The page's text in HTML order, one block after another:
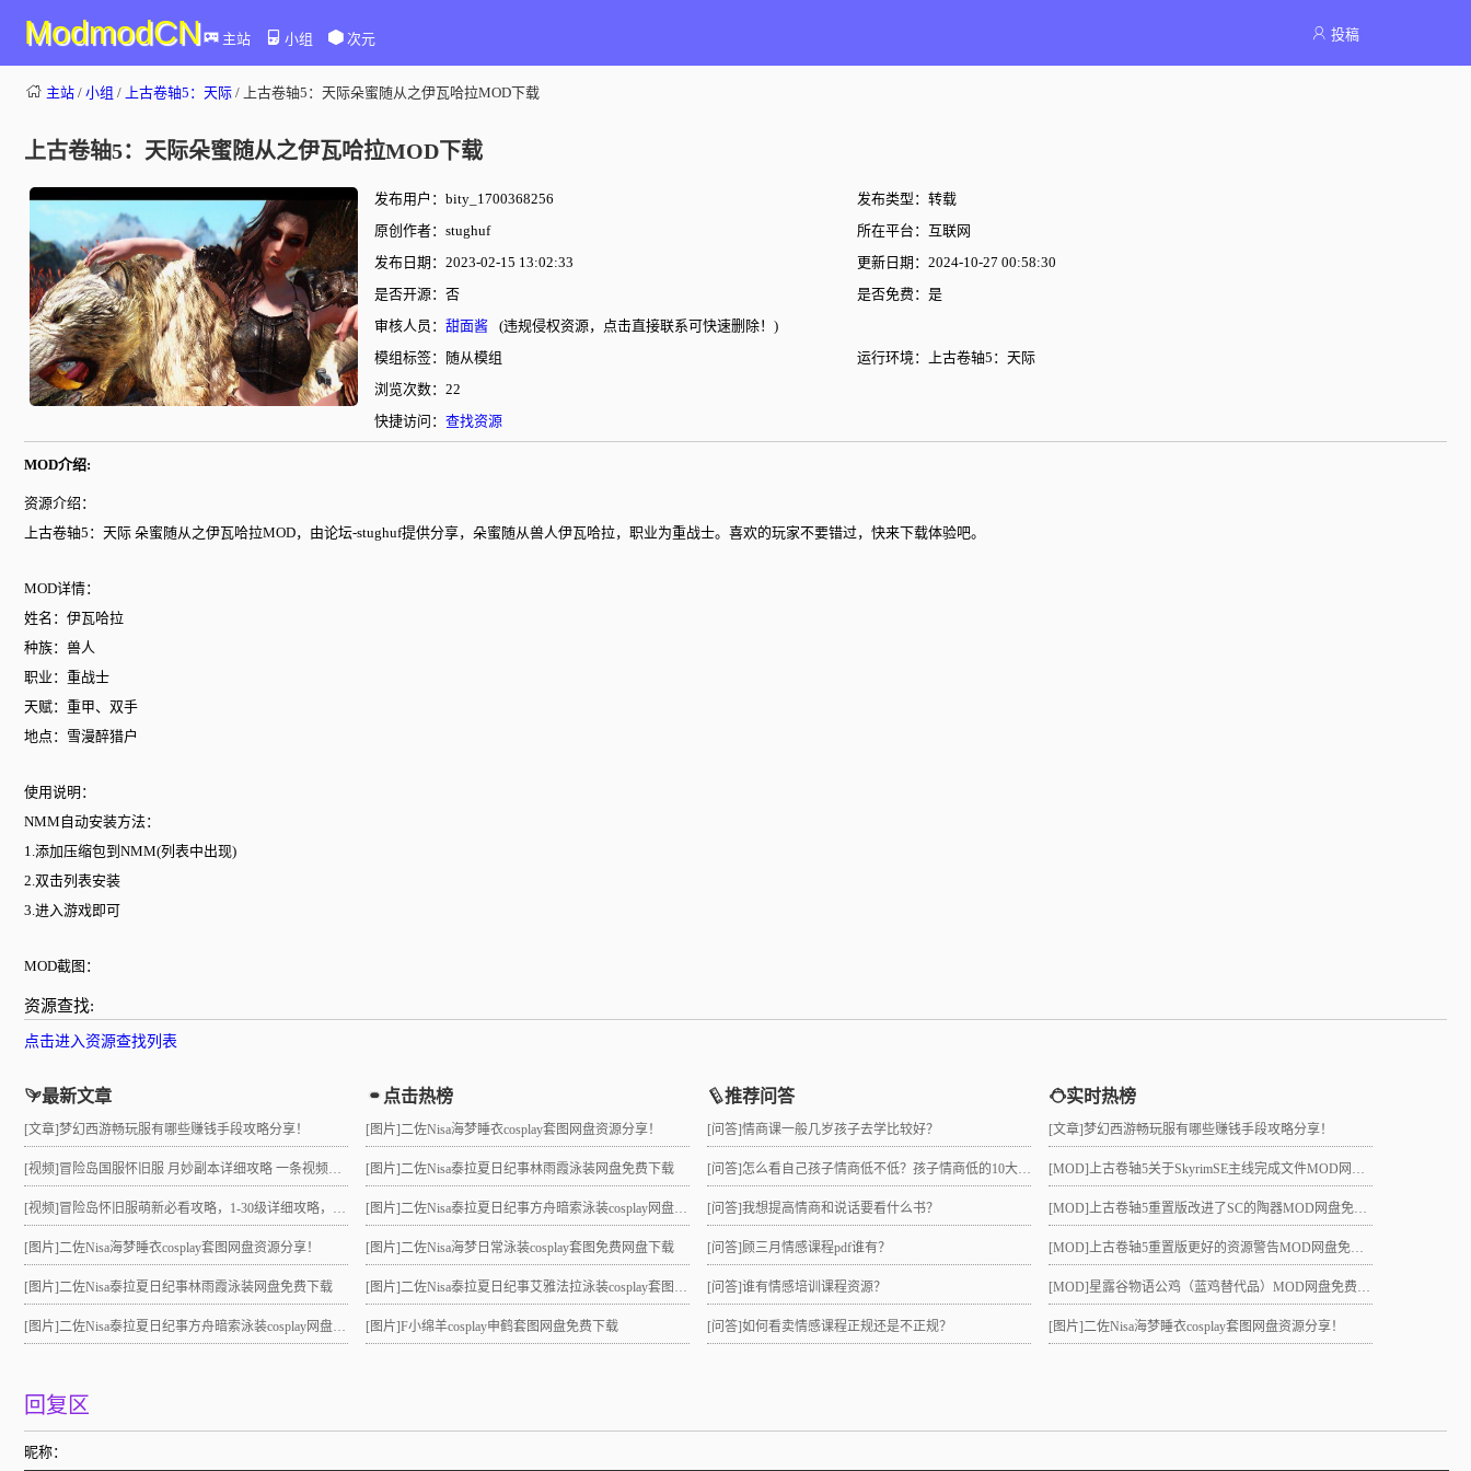
ModmodCN 主站 小组 次元 投稿
主站 / 小组 / 上古卷轴5：天际 / 上古卷轴5：天际朵蜜随从之伊瓦哈拉MOD下载
上古卷轴5：天际朵蜜随从之伊瓦哈拉MOD下载
发布用户：bity_1700368256
发布类型：转载
原创作者：stughuf
所在平台：互联网
发布日期：2023-02-15 13:02:33
更新日期：2024-10-27 00:58:30
是否开源：否
是否免费：是
审核人员： 甜面酱
(违规侵权资源，点击直接联系可快速删除！)
模组标签：随从模组
运行环境：上古卷轴5：天际
浏览次数：22
快捷访问： 查找资源
MOD介绍:
资源介绍：
上古卷轴5：天际 朵蜜随从之伊瓦哈拉MOD，由论坛-stughuf提供分享，朵蜜随从兽人伊瓦哈拉，职业为重战士。喜欢的玩家不要错过，快来下载体验吧。
MOD详情：
姓名：伊瓦哈拉
种族：兽人
职业：重战士
天赋：重甲、双手
地点：雪漫醉猎户
使用说明：
NMM自动安装方法：
1.添加压缩包到NMM(列表中出现)
2.双击列表安装
3.进入游戏即可
MOD截图：
资源查找:
点击进入资源查找列表
最新文章
[文章]梦幻西游畅玩服有哪些赚钱手段攻略分享！
[视频] 冒险岛国服怀旧服 月妙副本详细攻略 一条视频助力10级直升21 组队不求人
[视频] 冒险岛怀旧服萌新必看攻略，1-30级详细攻略，3小时就能到21级！
[图片]二佐Nisa海梦睡衣cosplay套图网盘资源分享！
[图片]二佐Nisa泰拉夏日纪事林雨霞泳装网盘免费下载
[图片]二佐Nisa泰拉夏日纪事方舟暗索泳装cosplay网盘分享！
点击热榜
[图片]二佐Nisa海梦睡衣cosplay套图网盘资源分享！
[图片]二佐Nisa泰拉夏日纪事林雨霞泳装网盘免费下载
[图片]二佐Nisa泰拉夏日纪事方舟暗索泳装cosplay网盘分享！
[图片]二佐Nisa海梦日常泳装cosplay套图免费网盘下载
[图片]二佐Nisa泰拉夏日纪事艾雅法拉泳装cosplay套图网盘免费下载
[图片]F小绵羊cosplay申鹤套图网盘免费下载
推荐问答
[问答]情商课一般几岁孩子去学比较好？
[问答] 怎么看自己孩子情商低不低？孩子情商低的10大特征是真的吗？
[问答]我想提高情商和说话要看什么书？
[问答]顾三月情感课程pdf谁有？
[问答]谁有情感培训课程资源？
[问答]如何看卖情感课程正规还是不正规？
实时热榜
[文章]梦幻西游畅玩服有哪些赚钱手段攻略分享！
[MOD]上古卷轴5关于SkyrimSE主线完成文件MOD网盘免费下载
[MOD]上古卷轴5重置版改进了SC的陶器MOD网盘免费下载
[MOD]上古卷轴5重置版更好的资源警告MOD网盘免费下载
[MOD] 星露谷物语公鸡（蓝鸡替代品）MOD网盘免费下载
[图片]二佐Nisa海梦睡衣cosplay套图网盘资源分享！
回复区
昵称：